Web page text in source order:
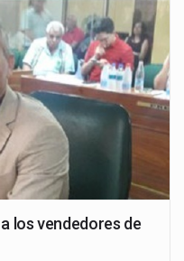
los vendedores de